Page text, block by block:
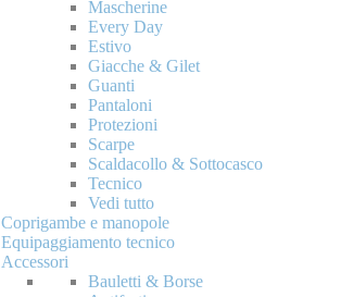
Mascherine
Every Day
Estivo
Giacche & Gilet
Guanti
Pantaloni
Protezioni
Scarpe
Scaldacollo & Sottocasco
Tecnico
Vedi tutto
Coprigambe e manopole
Equipaggiamento tecnico
Accessori
Bauletti & Borse